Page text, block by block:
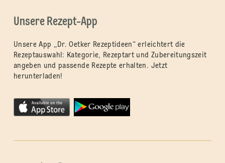
Unsere Rezept-App
Unsere App „Dr. Oetker Rezeptideen“ erleichtert die
Rezeptauswahl: Kategorie, Rezeptart und Zubereitungszeit
angeben und passende Rezepte erhalten. Jetzt
herunterladen!